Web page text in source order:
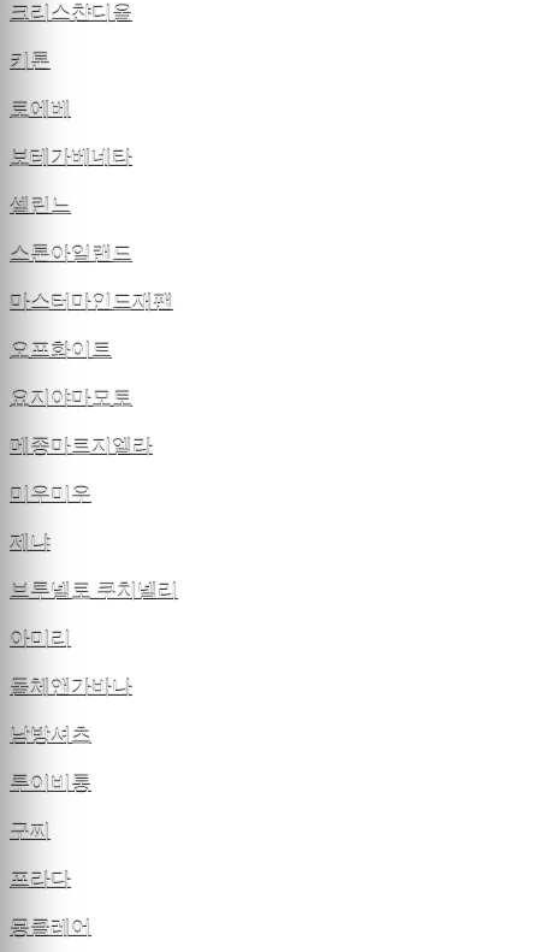
크리스챤디올
키톤
로에베
보테가베네타
셀린느
스톤아일랜드
마스터마인드재팬
오프화이트
요지야마모토
메종마르지엘라
미우미우
제냐
브루넬로 쿠치넬리
아미리
돌체앤가바나
남방셔츠
루이비통
구찌
프라다
몽클레어